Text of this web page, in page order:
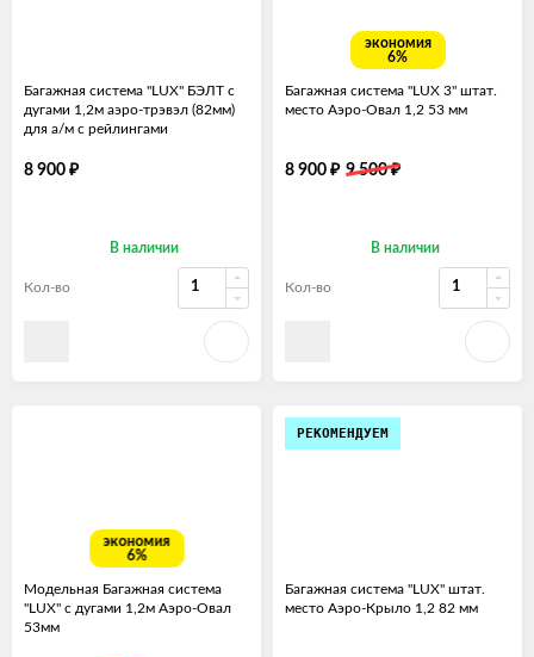
Багажная система "LUX" БЭЛТ с
дугами 1,2м аэро-трэвэл (82мм)
для а/м с рейлингами
8 900 ₽
В наличии
Кол-во
экономия
6%
Багажная система "LUX 3" штат.
место Аэро-Овал 1,2 53 мм
8 900 ₽ 9 500₽
В наличии
Кол-во
экономия
6%
Модельная Багажная система
"LUX" с дугами 1,2м Аэро-Овал
53мм
РЕКОМЕНДУЕМ
Багажная система "LUX" штат.
место Аэро-Крыло 1,2 82 мм